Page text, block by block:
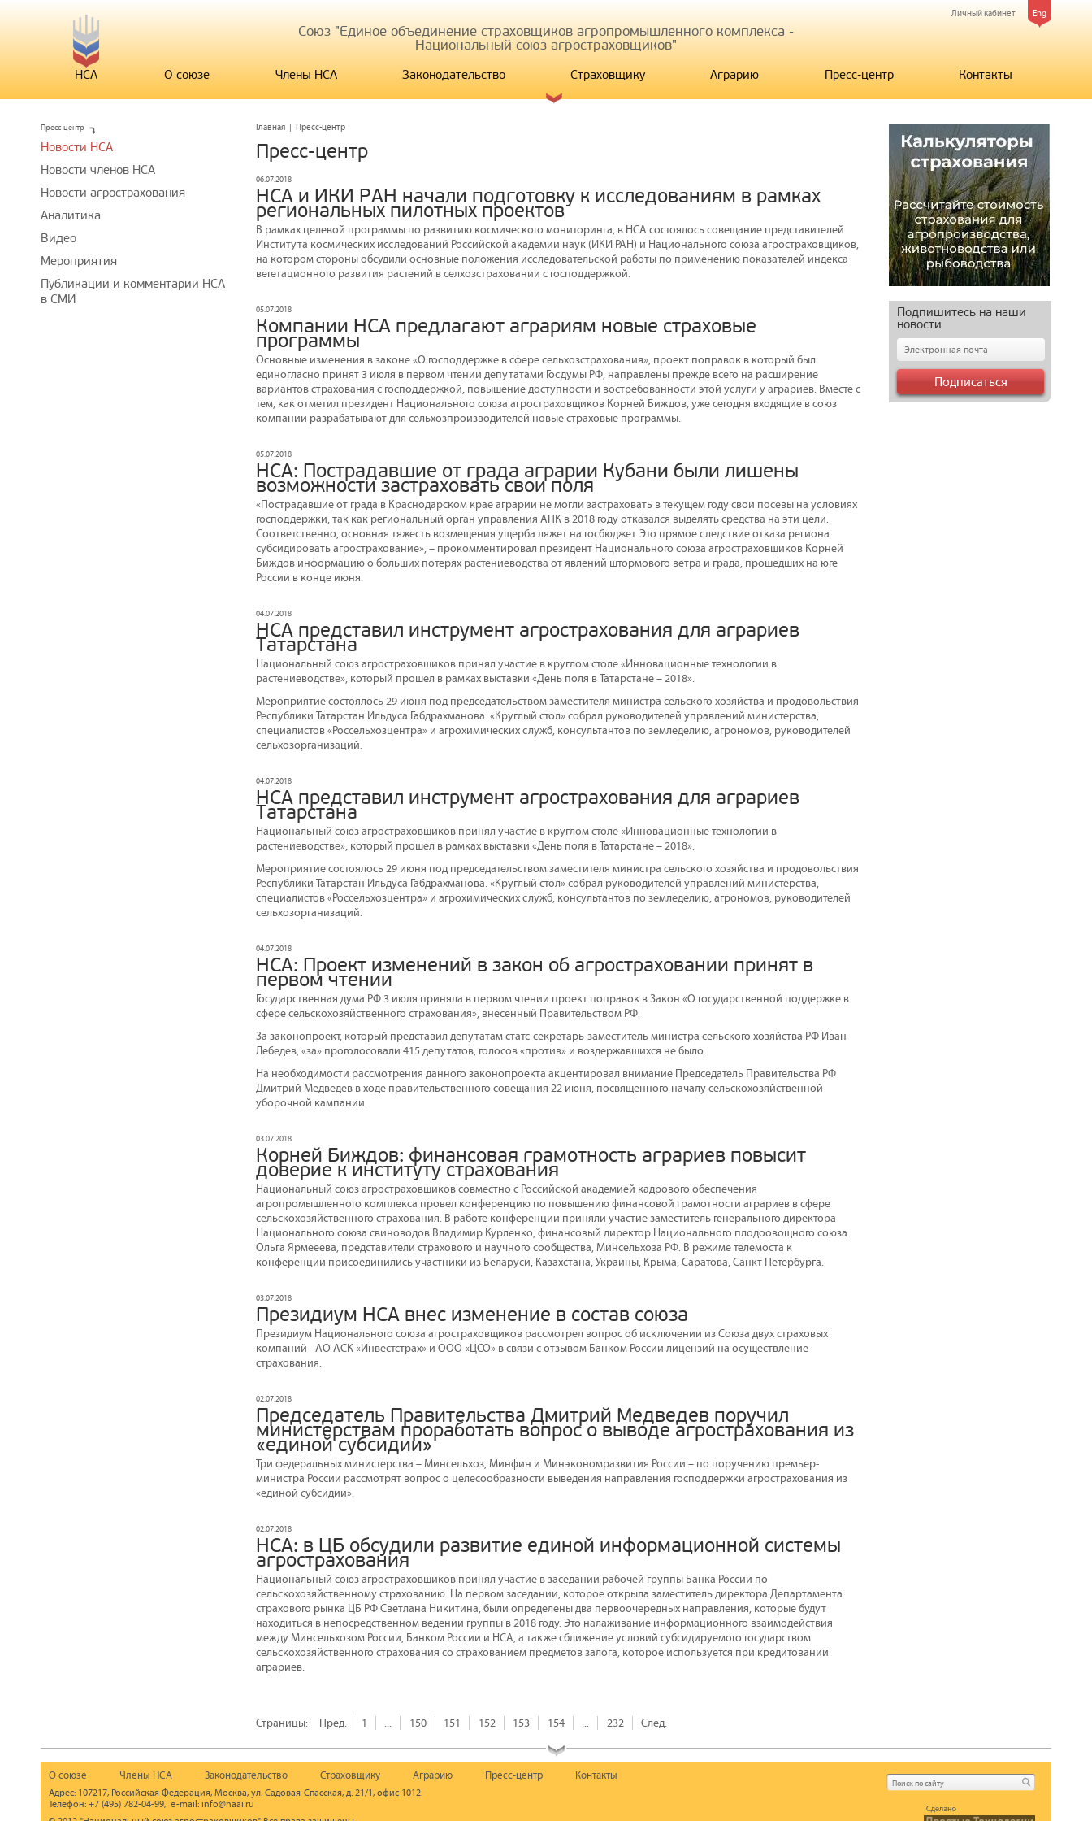
Eng
Личный кабинет
Союз "Единое объединение страховщиков агропромышленного комплекса -
Национальный союз агростраховщиков"
НСА О союзе Члены НСА Законодательство Страховщику Аграрию Пресс-центр Контакты
Главная | Пресс-центр
Пресс-центр
06.07.2018
НСА и ИКИ РАН начали подготовку к исследованиям в рамках
региональных пилотных проектов
В рамках целевой программы по развитию космического мониторинга, в НСА состоялось совещание представителей
Института космических исследований Российской академии наук (ИКИ РАН) и Национального союза агростраховщиков,
на котором стороны обсудили основные положения исследовательской работы по применению показателей индекса
вегетационного развития растений в селхозстраховании с господдержкой.
05.07.2018
Компании НСА предлагают аграриям новые страховые
программы
Основные изменения в законе «О господдержке в сфере сельхозстрахования», проект поправок в который был
единогласно принят 3 июля в первом чтении депутатами Госдумы РФ, направлены прежде всего на расширение
вариантов страхования с господдержкой, повышение доступности и востребованности этой услуги у аграриев. Вместе с
тем, как отметил президент Национального союза агростраховщиков Корней Биждов, уже сегодня входящие в союз
компании разрабатывают для сельхозпроизводителей новые страховые программы.
05.07.2018
НСА: Пострадавшие от града аграрии Кубани были лишены
возможности застраховать свои поля
«Пострадавшие от града в Краснодарском крае аграрии не могли застраховать в текущем году свои посевы на условиях
господдержки, так как региональный орган управления АПК в 2018 году отказался выделять средства на эти цели.
Соответственно, основная тяжесть возмещения ущерба ляжет на госбюджет. Это прямое следствие отказа региона
субсидировать агрострахование», – прокомментировал президент Национального союза агростраховщиков Корней
Биждов информацию о больших потерях растениеводства от явлений штормового ветра и града, прошедших на юге
России в конце июня.
04.07.2018
НСА представил инструмент агрострахования для аграриев
Татарстана
Национальный союз агростраховщиков принял участие в круглом столе «Инновационные технологии в
растениеводстве», который прошел в рамках выставки «День поля в Татарстане – 2018».
Мероприятие состоялось 29 июня под председательством заместителя министра сельского хозяйства и продовольствия
Республики Татарстан Ильдуса Габдрахманова. «Круглый стол» собрал руководителей управлений министерства,
специалистов «Россельхозцентра» и агрохимических служб, консультантов по земледелию, агрономов, руководителей
сельхозорганизаций.
04.07.2018
НСА представил инструмент агрострахования для аграриев
Татарстана
Национальный союз агростраховщиков принял участие в круглом столе «Инновационные технологии в
растениеводстве», который прошел в рамках выставки «День поля в Татарстане – 2018».
Мероприятие состоялось 29 июня под председательством заместителя министра сельского хозяйства и продовольствия
Республики Татарстан Ильдуса Габдрахманова. «Круглый стол» собрал руководителей управлений министерства,
специалистов «Россельхозцентра» и агрохимических служб, консультантов по земледелию, агрономов, руководителей
сельхозорганизаций.
04.07.2018
НСА: Проект изменений в закон об агростраховании принят в
первом чтении
Государственная дума РФ 3 июля приняла в первом чтении проект поправок в Закон «О государственной поддержке в
сфере сельскохозяйственного страхования», внесенный Правительством РФ.
За законопроект, который представил депутатам статс-секретарь-заместитель министра сельского хозяйства РФ Иван
Лебедев, «за» проголосовали 415 депутатов, голосов «против» и воздержавшихся не было.
На необходимости рассмотрения данного законопроекта акцентировал внимание Председатель Правительства РФ
Дмитрий Медведев в ходе правительственного совещания 22 июня, посвященного началу сельскохозяйственной
уборочной кампании.
03.07.2018
Корней Биждов: финансовая грамотность аграриев повысит
доверие к институту страхования
Национальный союз агростраховщиков совместно с Российской академией кадрового обеспечения
агропромышленного комплекса провел конференцию по повышению финансовой грамотности аграриев в сфере
сельскохозяйственного страхования. В работе конференции приняли участие заместитель генерального директора
Национального союза свиноводов Владимир Курленко, финансовый директор Национального плодоовощного союза
Ольга Ярмееева, представители страхового и научного сообщества, Минсельхоза РФ. В режиме телемоста к
конференции присоединились участники из Беларуси, Казахстана, Украины, Крыма, Саратова, Санкт-Петербурга.
03.07.2018
Президиум НСА внес изменение в состав союза
Президиум Национального союза агростраховщиков рассмотрел вопрос об исключении из Союза двух страховых
компаний - АО АСК «Инвестстрах» и ООО «ЦСО» в связи с отзывом Банком России лицензий на осуществление
страхования.
02.07.2018
Председатель Правительства Дмитрий Медведев поручил
министерствам проработать вопрос о выводе агрострахования из
«единой субсидии»
Три федеральных министерства – Минсельхоз, Минфин и Минэкономразвития России – по поручению премьер-
министра России рассмотрят вопрос о целесообразности выведения направления господдержки агрострахования из
«единой субсидии».
02.07.2018
НСА: в ЦБ обсудили развитие единой информационной системы
агрострахования
Национальный союз агростраховщиков принял участие в заседании рабочей группы Банка России по
сельскохозяйственному страхованию. На первом заседании, которое открыла заместитель директора Департамента
страхового рынка ЦБ РФ Светлана Никитина, были определены два первоочередных направления, которые будут
находиться в непосредственном ведении группы в 2018 году. Это налаживание информационного взаимодействия
между Минсельхозом России, Банком России и НСА, а также сближение условий субсидируемого государством
сельскохозяйственного страхования со страхованием предметов залога, которое используется при кредитовании
аграриев.
Страницы: Пред. 1 ... 150 151 152 153 154 ... 232 След.
Пресс-центр
Новости НСА
Новости членов НСА
Новости агрострахования
Аналитика
Видео
Мероприятия
Публикации и комментарии НСА
в СМИ
Подпишитесь на наши
новости
О союзе Члены НСА Законодательство Страховщику Аграрию Пресс-центр Контакты
Адрес: 107217, Российская Федерация, Москва, ул. Садовая-Спасская, д. 21/1, офис 1012.
Телефон: +7 (495) 782-04-99, e-mail: info@naai.ru